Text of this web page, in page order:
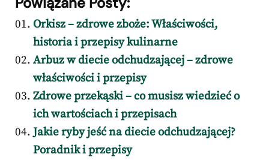
Orkisz – zdrowe zboże: Właściwości,
historia i przepisy kulinarne
Arbuz w diecie odchudzającej – zdrowe
właściwości i przepisy
Zdrowe przekąski – co musisz wiedzieć o
ich wartościach i przepisach
Jakie ryby jeść na diecie odchudzającej?
Poradnik i przepisy